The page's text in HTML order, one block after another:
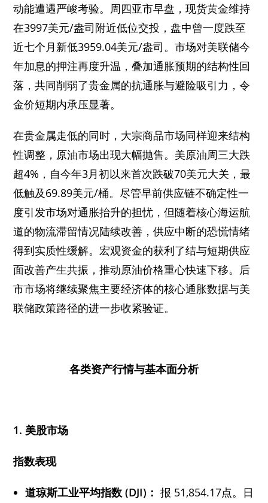
动能遭遇严峻考验。周四亚市早盘，现货黄金维持
在3997美元/盎司附近低位交投，盘中曾一度跌至
近七个月新低3959.04美元/盎司。市场对美联储今
年加息的押注再度升温，叠加通胀预期的结构性回
落，共同削弱了贵金属的抗通胀与避险吸引力，令
金价短期内承压显著。
在贵金属走低的同时，大宗商品市场同样迎来结构
性调整，原油市场出现大幅抛售。美原油周三大跌
超4%，自今年3月初以来首次跌破70美元大关，最
低触及69.89美元/桶。尽管早前供应链不确定性一
度引发市场对通胀抬升的担忧，但随着核心海运航
道的物流滞留情况陆续改善，供应中断的恐慌情绪
得到实质性缓解。宏观资金的获利了结与短期供应
面改善产生共振，推动原油价格重心快速下移。后
市市场将继续聚焦主要经济体的核心通胀数据与美
联储政策路径的进一步收紧验证。
各类资产行情与基本面分析
1. 美股市场
指数表现
道琼斯工业平均指数 (DJI) ： 报 51,854.17点。日